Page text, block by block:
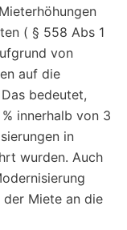
( § 558 Abs 1
von
auf die
bedeutet,
innerhalb von 3
in
wurden. Auch
Miete an die